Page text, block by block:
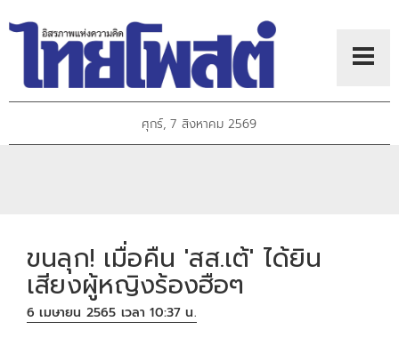
ศุกร์, 7 สิงหาคม 2569
ขนลุก! เมื่อคืน 'สส.เต้' ได้ยิน
เสียงผู้หญิงร้องฮือๆ
6 เมษายน 2565 เวลา 10:37 น.